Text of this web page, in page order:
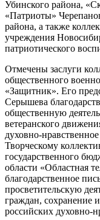
Убинского района,
«Патриоты»
района, а также
учреждения
патриотического
Отмечены заслуги
общественного
«Защитник». Его
Серышева
общественную
ветеранского
духовно-
Творческому
государственного
области «Областная
благодарственное
просветительскую
граждан, сохранение
российских духовно-